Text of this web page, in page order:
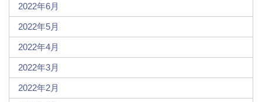
2022年6月
2022年5月
2022年4月
2022年3月
2022年2月